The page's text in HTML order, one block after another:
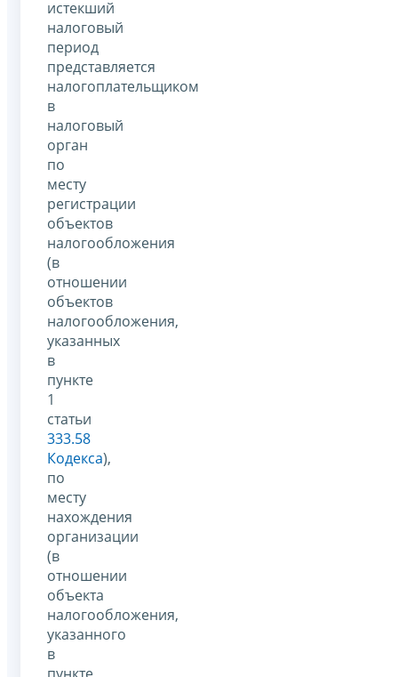
истекший
налоговый
период
представляется
налогоплательщиком
в
налоговый
орган
по
месту
регистрации
объектов
налогообложения
(в
отношении
объектов
налогообложения,
указанных
в
пункте
1
статьи
333.58
Кодекса),
по
месту
нахождения
организации
(в
отношении
объекта
налогообложения,
указанного
в